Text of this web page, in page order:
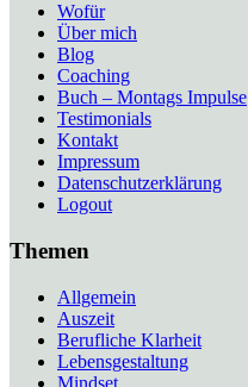
Wofür
Über mich
Blog
Coaching
Buch – Montags Impulse
Testimonials
Kontakt
Impressum
Datenschutzerklärung
Logout
Themen
Allgemein
Auszeit
Berufliche Klarheit
Lebensgestaltung
Mindset